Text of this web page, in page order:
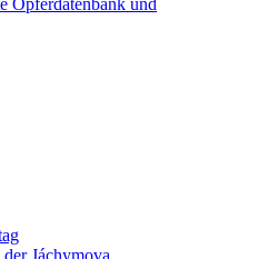
Opferdatenbank und